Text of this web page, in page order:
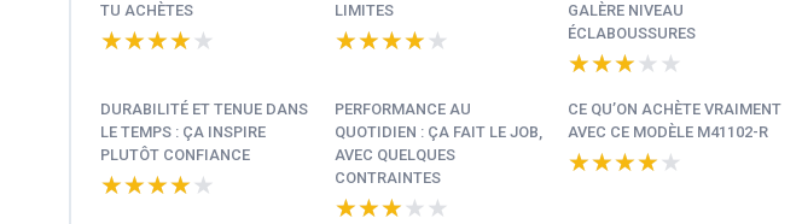
TU ACHÈTES
★★★★★
★★★★★
LIMITES
★★★★★
★★★★★
GALÈRE NIVEAU
ÉCLABOUSSURES
★★★★★
★★★★★
DURABILITÉ ET TENUE DANS
LE TEMPS : ÇA INSPIRE
PLUTÔT CONFIANCE
★★★★★
★★★★★
PERFORMANCE AU
QUOTIDIEN : ÇA FAIT LE JOB,
AVEC QUELQUES
CONTRAINTES
★★★★★
★★★★★
CE QU’ON ACHÈTE VRAIMENT
AVEC CE MODÈLE M41102-R
★★★★★
★★★★★